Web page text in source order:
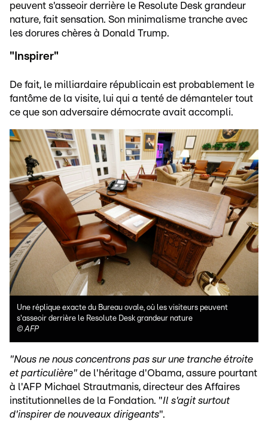
peuvent s'asseoir derrière le Resolute Desk grandeur
nature, fait sensation. Son minimalisme tranche avec
les dorures chères à Donald Trump.
"Inspirer"
De fait, le milliardaire républicain est probablement le
fantôme de la visite, lui qui a tenté de démanteler tout
ce que son adversaire démocrate avait accompli.
Une réplique exacte du Bureau ovale, où les visiteurs peuvent
s'asseoir derrière le Resolute Desk grandeur nature
©AFP
"Nous ne nous concentrons pas sur une tranche étroite
et particulière" de l'héritage d'Obama, assure pourtant
à l'AFP Michael Strautmanis, directeur des Affaires
institutionnelles de la Fondation. "Il s'agit surtout
d'inspirer de nouveaux dirigeants".